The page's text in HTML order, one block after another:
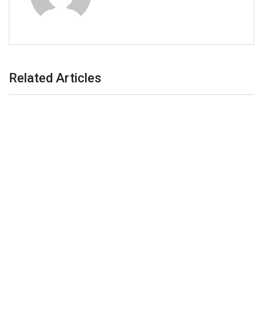
Related Articles